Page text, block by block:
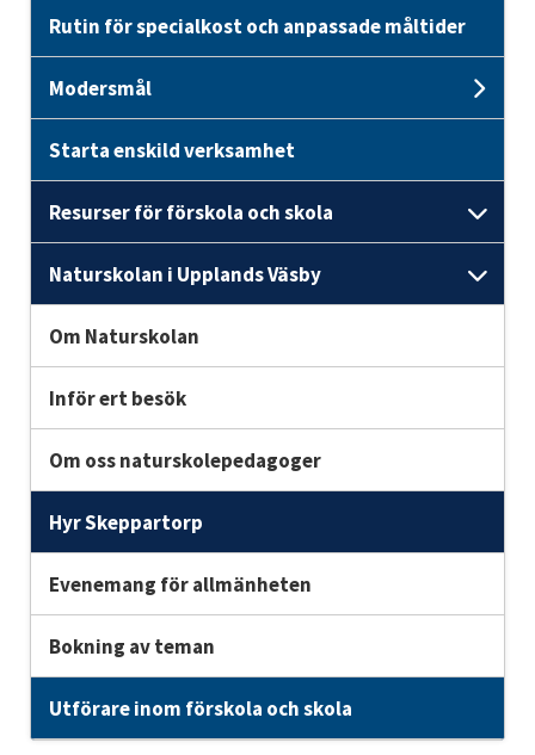
Rutin för specialkost och anpassade måltider
Modersmål
Starta enskild verksamhet
Resurser för förskola och skola
Naturskolan i Upplands Väsby
Om Naturskolan
Inför ert besök
Om oss naturskolepedagoger
Hyr Skeppartorp
Evenemang för allmänheten
Bokning av teman
Utförare inom förskola och skola